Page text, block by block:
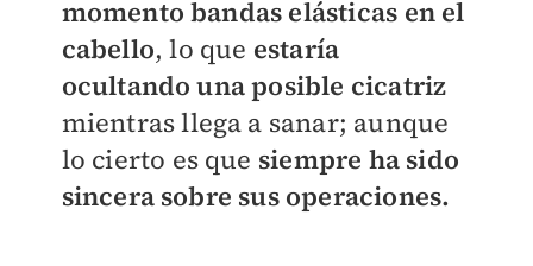
momento bandas elásticas en el
cabello, lo que estaría
ocultando una posible cicatriz
mientras llega a sanar; aunque
lo cierto es que siempre ha sido
sincera sobre sus operaciones.